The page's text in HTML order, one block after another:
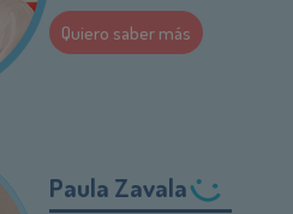
Quiero saber más
Paula Zavala